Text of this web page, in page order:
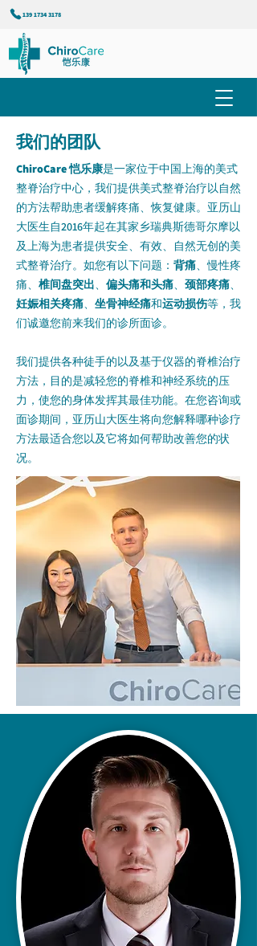
139 1734 3178
我们的团队
ChiroCare 恺乐康是一家位于中国上海的美式
整脊治疗中心，我们提供美式整脊治疗以自然
的方法帮助患者缓解疼痛、恢复健康。亚历山
大医生自2016年起在其家乡瑞典斯德哥尔摩以
及上海为患者提供安全、有效、自然无创的美
式整脊治疗。如您有以下问题： 背痛、慢性疼
痛、 椎间盘突出、 偏头痛和头痛、 颈部疼痛、
妊娠相关疼痛、 坐骨神经痛和运动损伤等，我
们诚邀您前来我们的诊所面诊。
我们提供各种徒手的以及基于仪器的脊椎治疗
方法，目的是减轻您的脊椎和神经系统的压
力，使您的身体发挥其最佳功能。在您咨询或
面诊期间，亚历山大医生将向您解释哪种诊疗
方法最适合您以及它将如何帮助改善您的状
况。